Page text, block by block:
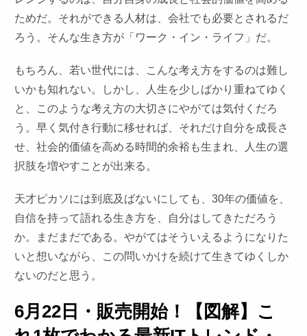
ためだ。それができる人材は、会社でも必要とされるだ
ろう。そんな生き方が「ワーク・イン・ライフ」だ。
もちろん、若い世代には、こんな考え方をするのは難し
いかも知れない。しかし、人生を少しばかり重ねてゆく
と、このような考え方の大切さにやがては気付くだろ
う。早く気付き行動に移せれば、それだけ自分を成長さ
せ、社会的価値を高める時間的余裕も生まれ、人生の選
択肢を増やすことが出来る。
天才ピカソには到底及ばないにしても、30年の価値を、
自信を持って語れる生き方を、自分はしてきただろう
か。まだまだである。やがてはそういえるようになりた
いと想いながら、この問いかけを続けて生きてゆくしか
ないのだと思う。
6月22日・販売開始！【図解】こ